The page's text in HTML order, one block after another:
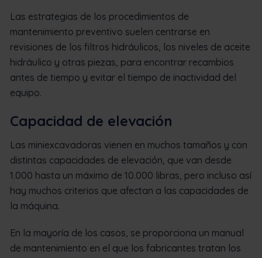
Las estrategias de los procedimientos de
mantenimiento preventivo suelen centrarse en
revisiones de los filtros hidráulicos, los niveles de aceite
hidráulico y otras piezas, para encontrar recambios
antes de tiempo y evitar el tiempo de inactividad del
equipo.
Capacidad de elevación
Las miniexcavadoras vienen en muchos tamaños y con
distintas capacidades de elevación, que van desde
1.000 hasta un máximo de 10.000 libras, pero incluso así
hay muchos criterios que afectan a las capacidades de
la máquina.
En la mayoría de los casos, se proporciona un manual
de mantenimiento en el que los fabricantes tratan los